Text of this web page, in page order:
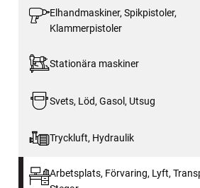
Elhandmaskiner, Spikpistoler,
Klammerpistoler
Stationära maskiner
Svets, Löd, Gasol, Utsug
Tryckluft, Hydraulik
Arbetsplats, Förvaring, Lyft,